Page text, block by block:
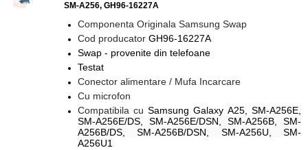
SM-A256, GH96-16227A
Componenta Originala Samsung Swap
Cod producator GH96-16227A
Swap - provenite din telefoane
Testat
Conector alimentare / Mufa Incarcare
Cu microfon
Compatibila cuSamsung Galaxy A25, SM-A256E,
SM-A256E/DS, SM-A256E/DSN, SM-A256B, SM-
A256B/DS, SM-A256B/DSN, SM-A256U, SM-
A256U1